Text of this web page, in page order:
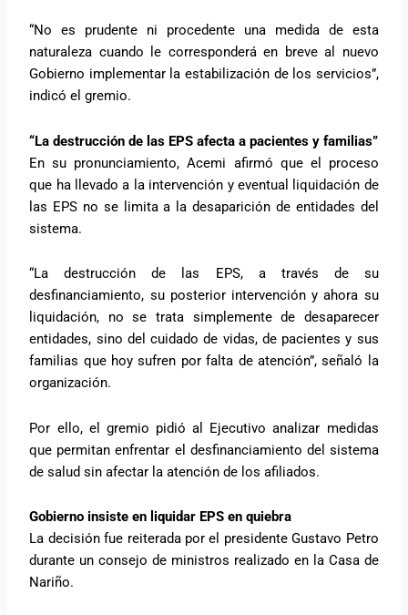
“No es prudente ni procedente una medida de esta
naturaleza cuando le corresponderá en breve al nuevo
Gobierno implementar la estabilización de los servicios”,
indicó el gremio.
“La destrucción de las EPS afecta a pacientes y familias”
En su pronunciamiento, Acemi afirmó que el proceso
que ha llevado a la intervención y eventual liquidación de
las EPS no se limita a la desaparición de entidades del
sistema.
“La destrucción de las EPS, a través de su
desfinanciamiento, su posterior intervención y ahora su
liquidación, no se trata simplemente de desaparecer
entidades, sino del cuidado de vidas, de pacientes y sus
familias que hoy sufren por falta de atención”, señaló la
organización.
Por ello, el gremio pidió al Ejecutivo analizar medidas
que permitan enfrentar el desfinanciamiento del sistema
de salud sin afectar la atención de los afiliados.
Gobierno insiste en liquidar EPS en quiebra
La decisión fue reiterada por el presidente Gustavo Petro
durante un consejo de ministros realizado en la Casa de
Nariño.